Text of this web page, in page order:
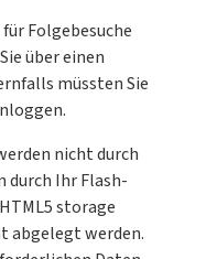
Folgebesuche
über einen
müssten Sie
nicht durch
durch Ihr Flash-
storage
abgelegt werden.